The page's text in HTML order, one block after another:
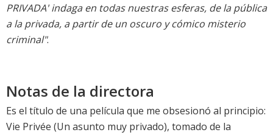
PRIVADA' indaga en todas nuestras esferas, de la pública
a la privada, a partir de un oscuro y cómico misterio
criminal".
Notas de la directora
Es el título de una película que me obsesionó al principio:
Vie Privée (Un asunto muy privado), tomado de la